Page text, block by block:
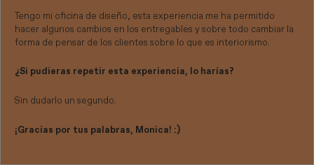
Tengo mi oficina de diseño, esta experiencia me ha permitido
hacer algunos cambios en los entregables y sobre todo cambiar la
forma de pensar de los clientes sobre lo que es interiorismo.
¿Si pudieras repetir esta experiencia, lo harías?
Sin dudarlo un segundo.
¡Gracias por tus palabras, Monica! :)